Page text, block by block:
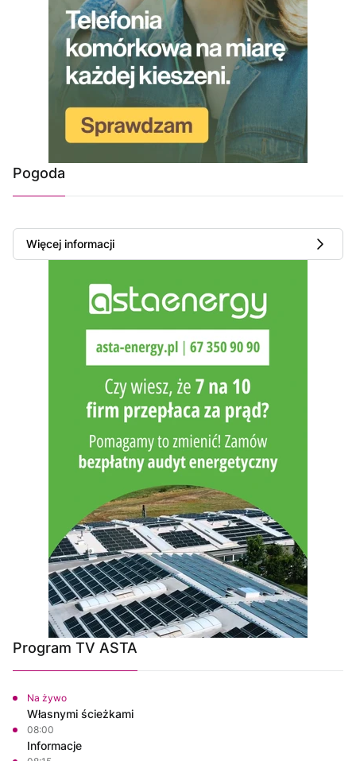
Pogoda
Więcej informacji
Program TV ASTA
Na żywo
Własnymi ścieżkami
08:00
Informacje